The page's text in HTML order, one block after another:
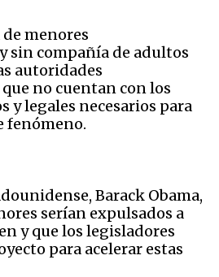
menores
sin compañía de adultos
autoridades
no cuentan con los
y legales necesarios para
fenómeno.
Barack Obama,
serían expulsados a
y que los legisladores
para acelerar estas